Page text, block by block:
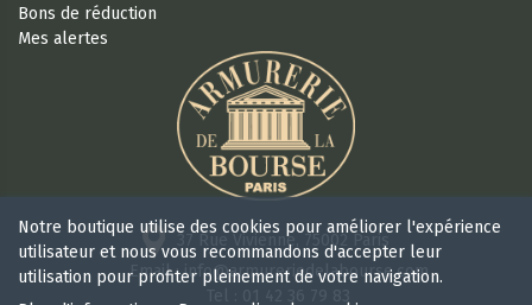
Bons de réduction
Mes alertes
37 Rue Vivienne, 75002 Paris
Email : info@armureriedelabourse.com
Notre boutique utilise des cookies pour améliorer l'expérience
utilisateur et nous vous recommandons d'accepter leur
utilisation pour profiter pleinement de votre navigation.